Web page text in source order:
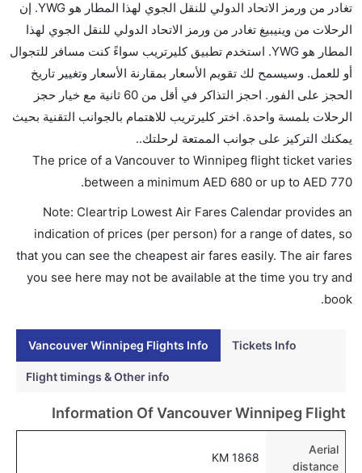
لا تقدم شركة الطيران الكحول على متن رحلة داخلية. يتم
تقديم الكحول على متن الرحلات الدولية فقط.
ما متوسط أسعار رحلة الدرجة الاقتصادية من إلى وينيبيغ؟
تتراوح أسعار رحلة الدرجة الاقتصادية من AED 680 إلى
AED 770. طيران كندا, خطوط فريدوم الجوية , ويست
جيت, خطوط كومينيتي الجوية , خطوط جنوب الصين
الجوية, شرق الصين للطيران, الملكية الهولندية كي إل إم,
إلى وينيبيغ؟
وينيبيغ عبر الإنترنت؟
نعم، يمكن حجز فنادق متوسطة التكلفة بالقرب من المطار
هل يتيح وينيبيغ مطار إمكانية تغيير الحفاض للأطفال؟
و الرضع.
تغادر من ورمز الاتحاد الدولي للنقل الجوي لهذا المطار هو YWG. إن
الرحلات من وينيبيغ تغادر من ورمز الاتحاد الدولي للنقل الجوي لهذا
المطار هو YWG. استخدم تطبيق كليرتريب سواءً كنت مسافر للتجوال
أو للعمل. وسيسمح لك تقويم الأسعار بمقارنة الأسعار وتغيير تاريخ
الحجز على الفور. احجز التذاكر في أقل من 60 ثانية مع خيار حجز
الرحلات بلمسة واحدة. اختر كليرتريب للاهتمام بالجوانب التقنية بحيث
يمكنك التركيز على جوانب الممتعة لرحلتك..
The price of a Vancouver to Winnipeg flight ticket varies
between a minimum AED 680 or up to AED 770
.
Note: Cleartrip Lowest Air Fares Calendar provides an
indication of prices (per person) for a range of dates, so
that you can see the cheapest air fares easily. The air fares
you see here may not be available at the time you try and
book.
Vancouver Winnipeg Flights Info Tickets Info
Flight timings & Other info
Information Of Vancouver Winnipeg Flight
Aerial
distance
1868 KM